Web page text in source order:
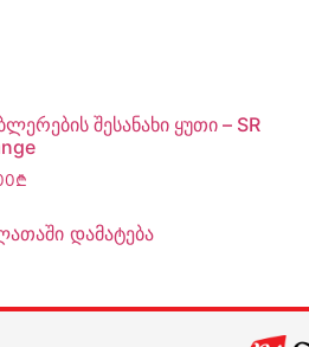
შესანახი ყუთი – SR
₾
დამატება